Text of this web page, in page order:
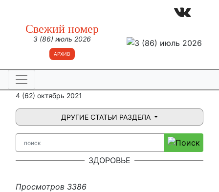
Свежий номер
3 (86) июль 2026
АРХИВ
4 (62) октябрь 2021
ДРУГИЕ СТАТЬИ РАЗДЕЛА
ЗДОРОВЬЕ
Просмотров 3386